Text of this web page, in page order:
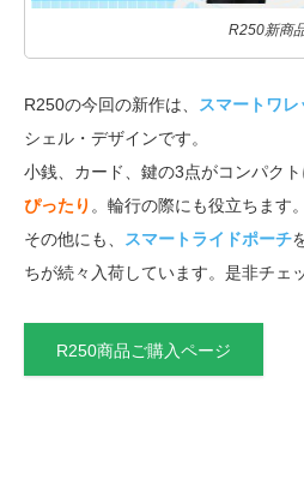
R250新商
R250の今回の新作は、 スマートワレ
シェル・デザインです。
小銭、カード、鍵の3点がコンパクト
ぴったり 。輪行の際にも役立ちます。
その他にも、
スマートライドポーチ
ちが続々入荷しています。是非チェ
R250商品ご購入ページ